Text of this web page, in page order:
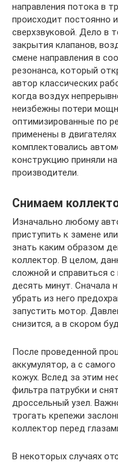
направления потока в
происходит постоянно
сверхзвуковой. Дело в
закрытия клапанов,
смене направления в
резонанса, который
автор классических
когда воздух
неизбежны потери
оптимизированные по
применены в
комплектовались
конструкцию приняли
производители.
Снимаем
Изначально любому
приступить к замене
знать каким образом
коллектор. В целом,
сложной и справиться
десять минут. Сначала
убрать из него
запустить мотор.
снизится, а в скором
После проведенной
аккумулятор, а с
кожух. Вслед за этим
фильтра патрубки и
дроссельный узел.
трогать крепежи
коллектор перед
В некоторых случаях